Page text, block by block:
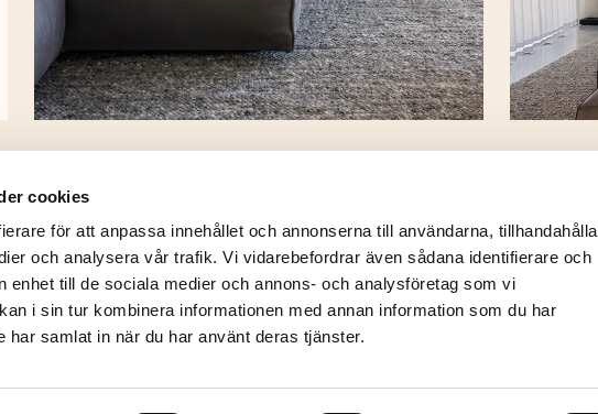
cookies
för att anpassa innehållet och annonserna till användarna, tillhandahålla
och analysera vår trafik. Vi vidarebefordrar även sådana identifierare och
enhet till de sociala medier och annons- och analysföretag som vi
i sin tur kombinera informationen med annan information som du har
har samlat in när du har använt deras tjänster.